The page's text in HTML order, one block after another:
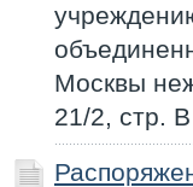
Москвы
21/2, стр. В